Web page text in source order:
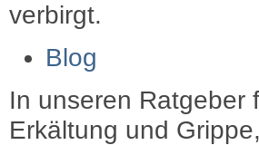
verbirgt.
Blog
In unseren Ratgeber
Erkältung und